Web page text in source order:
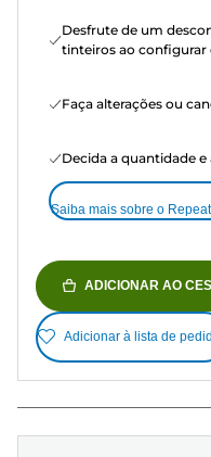
Desfrute de um
tinteiros ao configurar
Faça alterações ou
Decida a quantidade
Saiba mais sobre o
ADICIONAR AO
Adicionar à lista de